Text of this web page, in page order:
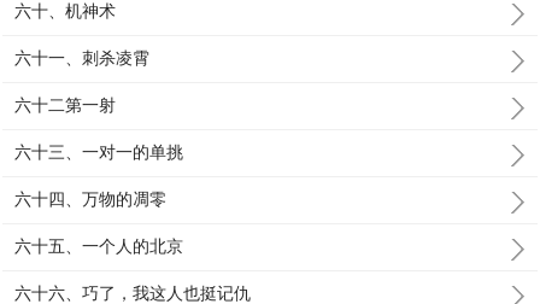
六十、机神术
六十一、刺杀凌霄
六十二第一射
六十三、一对一的单挑
六十四、万物的凋零
六十五、一个人的北京
六十六、巧了，我这人也挺记仇